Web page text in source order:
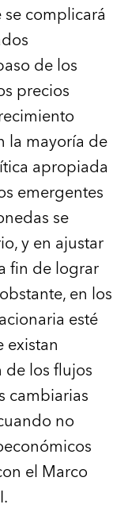
complicará
de los
precios
la mayoría de
apropiada
emergentes
se
y en ajustar
fin de lograr
en los
esté
existan
de los flujos
cambiarias
no
el Marco